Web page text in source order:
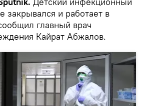
закрывался и работает в
главный врач
Кайрат Абжалов.